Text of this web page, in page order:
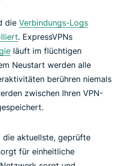
Abonnements in den
mit dem MCP-Server
ein VPN
die Verbindungs-Logs
. ExpressVPNs
läuft im flüchtigen
Neustart werden alle
berühren niemals
zwischen Ihren VPN-
aktuellste, geprüfte
für einheitliche